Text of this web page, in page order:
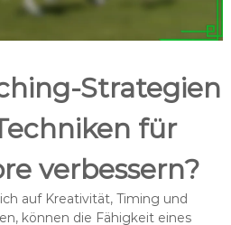
Strategien
für
verbessern?
auf Kreativität, Timing und
können die Fähigkeit eines